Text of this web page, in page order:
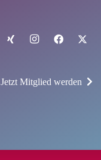
Jetzt Mitglied werden